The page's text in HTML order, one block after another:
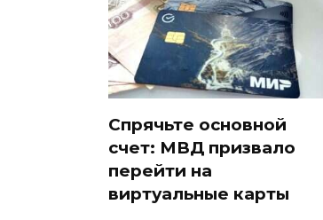
Спрячьте основной
счет: МВД призвало
перейти на
виртуальные карты